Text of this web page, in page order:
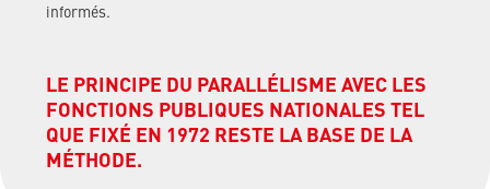
informés.
LE PRINCIPE DU PARALLÉLISME AVEC LES
FONCTIONS PUBLIQUES NATIONALES TEL
QUE FIXÉ EN 1972 RESTE LA BASE DE LA
MÉTHODE.